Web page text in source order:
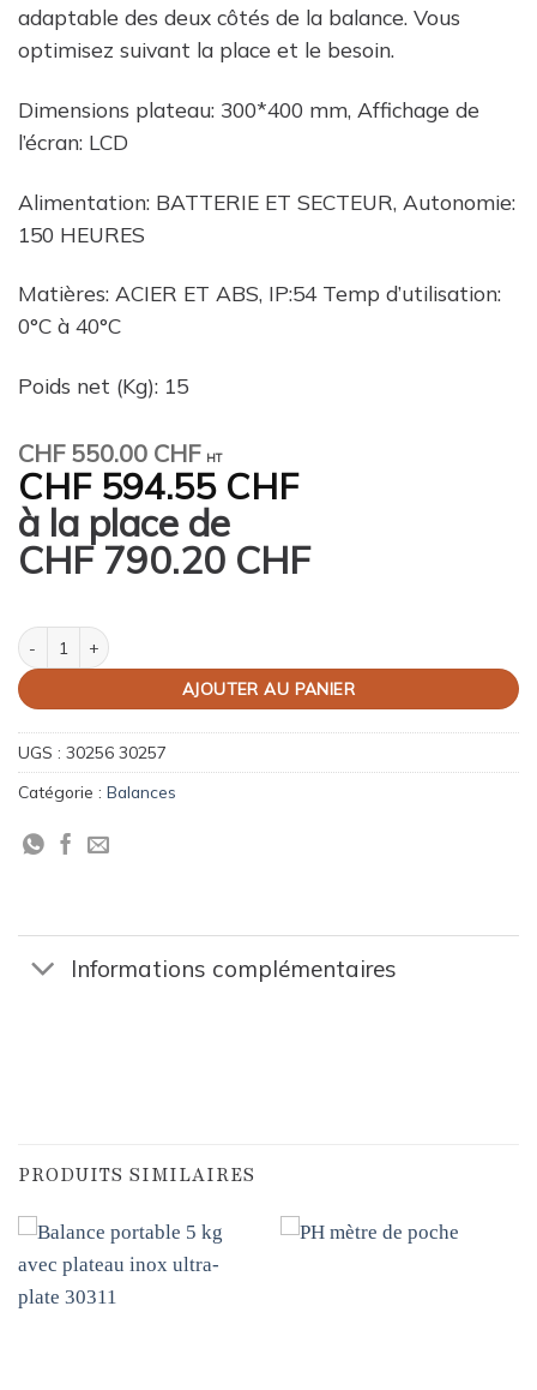
adaptable des deux côtés de la balance. Vous
optimisez suivant la place et le besoin.
Dimensions plateau: 300*400 mm, Affichage de
l’écran: LCD
Alimentation: BATTERIE ET SECTEUR, Autonomie:
150 HEURES
Matières: ACIER ET ABS, IP:54 Temp d’utilisation:
0°C à 40°C
Poids net (Kg): 15
CHF550.00 CHF HT
CHF594.55 CHF
à la place de
CHF790.20 CHF
quantité de Balance de laboratoire électronique Rubis 60 kg
AJOUTER AU PANIER
UGS : 30256 30257
Catégorie : Balances
Informations complémentaires
PRODUITS SIMILAIRES